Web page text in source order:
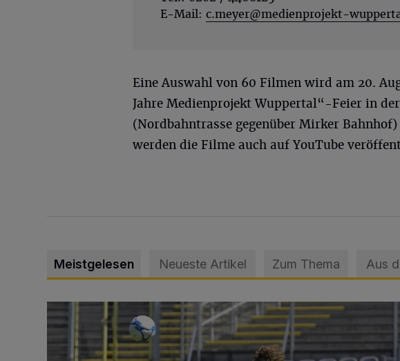
E-Mail: c.meyer@medienprojekt-
Eine Auswahl von 60 Filmen wird am 20.
Jahre Medienprojekt Wuppertal“-Feier in
(Nordbahntrasse gegenüber Mirker
werden die Filme auch auf YouTube
Meistgelesen Neueste Artikel Zum Thema Aus
WSV: Übertragung im Barmer Bahnhof und klare Ansage